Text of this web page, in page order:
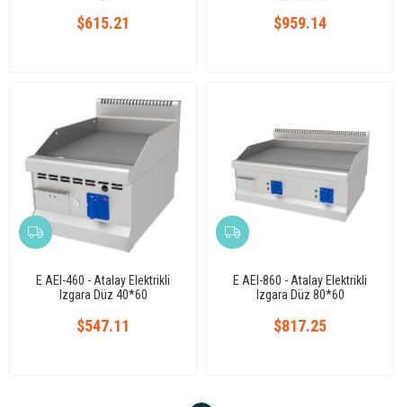
$615.21 $959.14
E AEI-460 - Atalay Elektrikli
Izgara Düz 40*60
$547.11
E AEI-860 - Atalay Elektrikli
Izgara Düz 80*60
$817.25